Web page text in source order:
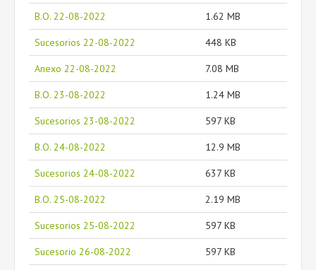
B.O. 22-08-2022 1.62 MB
Sucesorios 22-08-2022 448 KB
Anexo 22-08-2022 7.08 MB
B.O. 23-08-2022 1.24 MB
Sucesorios 23-08-2022 597 KB
B.O. 24-08-2022 12.9 MB
Sucesorios 24-08-2022 637 KB
B.O. 25-08-2022 2.19 MB
Sucesorios 25-08-2022 597 KB
Sucesorio 26-08-2022 597 KB